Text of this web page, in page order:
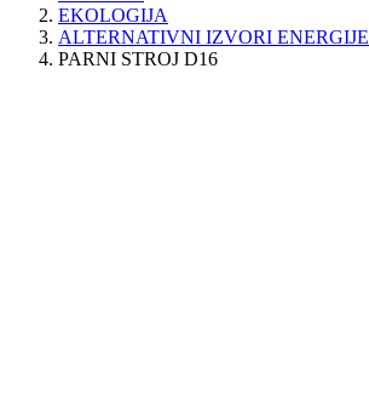
EKOLOGIJA
ALTERNATIVNI IZVORI ENERGIJE
PARNI STROJ D16